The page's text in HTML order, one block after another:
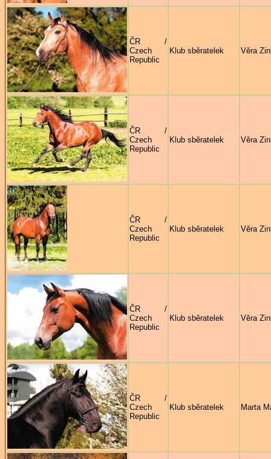
ČR /
Czech
Republic
Klub sběratelek Věra
ČR /
Czech
Republic
Klub sběratelek Věra
ČR /
Czech
Republic
Klub sběratelek Věra
ČR /
Czech
Republic
Klub sběratelek Věra
ČR /
Czech
Republic
Klub sběratelek Marta